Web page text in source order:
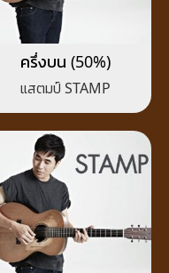
ครึ่งบน (50%)
แสตมป์ STAMP